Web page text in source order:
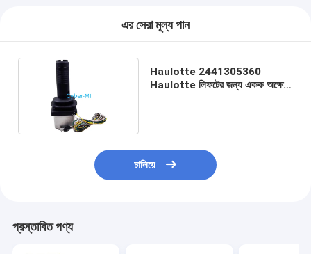
এর সেরা মূল্য পান
Haulotte 2441305360
Haulotte লিফটের জন্য একক অক্ষের
চালিয়ে
প্রস্তাবিত পণ্য